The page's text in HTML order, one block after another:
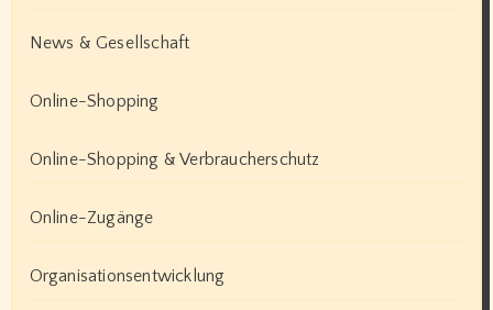
News & Gesellschaft
Online-Shopping
Online-Shopping & Verbraucherschutz
Online-Zugänge
Organisationsentwicklung